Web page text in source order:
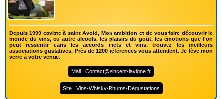
Depuis 1999 caviste à saint Avold, Mon ambition et de vous faire découvrir le
monde du vins, ou autre alcools, les plaisirs du goût, les émotions que l'on
peut ressentir dans les accords mets et vins, trouvez les meilleurs
associations gustatives. Près de 1200 références vous attendent. Je lève mon
verre à votre venue.
Mail : Contact@vincent-lavigne.fr
Site : Vins-Whisky-Rhums-Dégustations